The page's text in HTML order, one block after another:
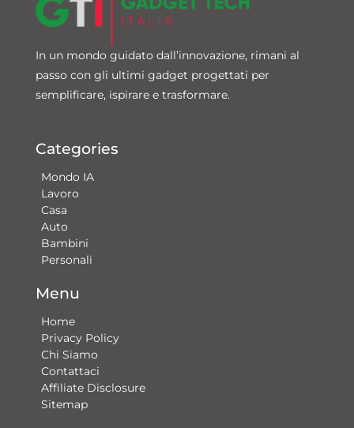
In un mondo guidato dall’innovazione, rimani al
passo con gli ultimi gadget progettati per
semplificare, ispirare e trasformare.
Categories
Mondo IA
Lavoro
Casa
Auto
Bambini
Personali
Menu
Home
Privacy Policy
Chi Siamo
Contattaci​
Affiliate Disclosure
Sitemap